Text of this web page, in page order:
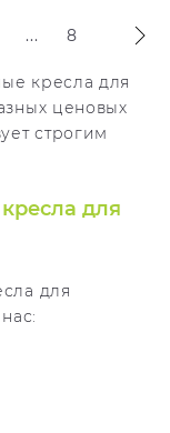
... 8
кресла для
ценовых
строгим
для
для